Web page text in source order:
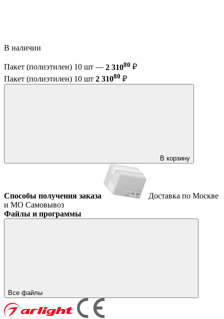
В наличии
Пакет (полиэтилен) 10 шт — 2 31080 ₽
Пакет (полиэтилен) 10 шт 2 31080 ₽
В корзину
Способы получения заказа
Доставка по Москве
и МО Самовывоз
Файлы и программы
Все файлы